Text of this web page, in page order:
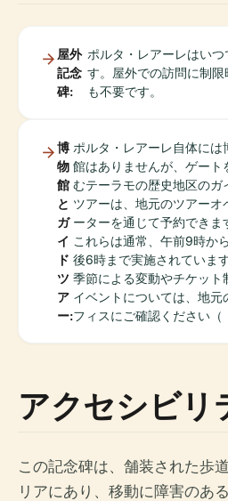
屋外
記念
碑:
ポルタ・レアーレはい
す。屋外での訪問に制
も不要です。
博
物
館
と
ガ
イ
ド
ツ
ア
ー:
ポルタ・レアーレ自体には
館はありませんが、ゲート
むテーラモの歴史地区のガ
ツアーは、地元のツアーオ
ーターを通じて予約できま
これらは通常、午前9時か
後6時まで実施されています
季節による変動やチケット
イベントについては、地元
フィスにご確認ください（
アクセシビリ
この記念碑は、舗装された歩
リアにあり、移動に障害のあ